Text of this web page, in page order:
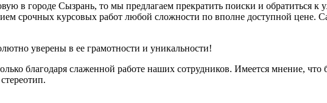
в городе Сызрань, то мы предлагаем прекратить поиски и обратиться
срочных курсовых работ любой сложности по вполне доступной цене.
уверены в ее грамотности и уникальности!
благодаря слаженной работе наших сотрудников. Имеется мнение,